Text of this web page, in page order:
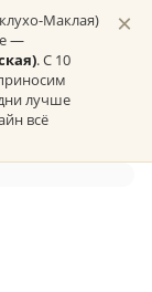
Маклая)
—
. С 10
лучше
всё
×